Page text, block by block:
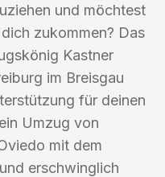
und möchtest
zukommen? Das
Kastner
im Breisgau
für deinen
Umzug von
mit dem
erschwinglich